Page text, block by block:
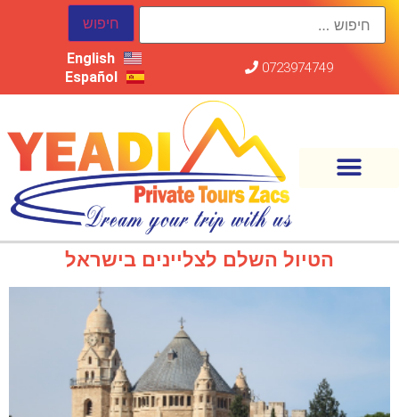
0723974749
English
Español
הטיול השלם לצליינים בישראל